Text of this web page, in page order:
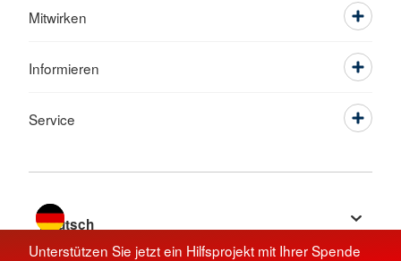
Unterstützen Sie jetzt ein Hilfsprojekt mit Ihrer Spende
Mitwirken
Informieren
Service
Sprache wechseln zu